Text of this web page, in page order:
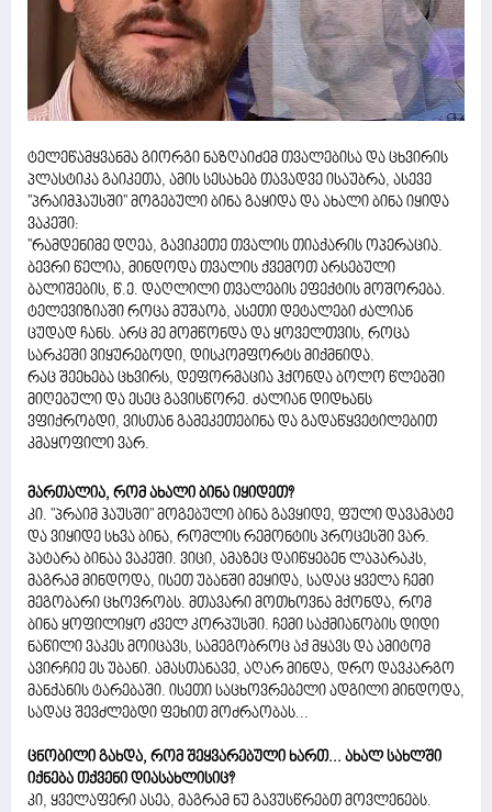
ტელეწამყვანმა გიორგი ნაზღაიძემ თვალებისა და ცხვირის
პლასტიკა გაიკეთა, ამის სესახებ თავადვე ისაუბრა, ასევე
''პრაიმჰაუსში'' მოგებული ბინა გაყიდა და ახალი ბინა იყიდა
ვაკეში:
''რამდენიმე დღეა, გავიკეთე თვალის თიაქარის ოპერაცია.
ბევრი წელია, მინდოდა თვალის ქვემოთ არსებული
ბალიშების, წ.ე. დაღლილი თვალების ეფექტის მოშორება.
ტელევიზიაში როცა მუშაობ, ასეთი დეტალები ძალიან
ცუდად ჩანს. არც მე მომწონდა და ყოველთვის, როცა
სარკეში ვიყურებოდი, დისკომფორტს მიქმნიდა.
რაც შეეხება ცხვირს, დეფორმაცია ჰქონდა ბოლო წლებში
მიღებული და ესეც გავისწორე. ძალიან დიდხანს
ვფიქრობდი, ვისთან გამეკეთებინა და გადაწყვეტილებით
კმაყოფილი ვარ.
მართალია, რომ ახალი ბინა იყიდეთ?
კი. "პრაიმ ჰაუსში" მოგებული ბინა გავყიდე, ფული დავამატე
და ვიყიდე სხვა ბინა, რომლის რემონტის პროცესში ვარ.
პატარა ბინაა ვაკეში. ვიცი, ამაზეც დაიწყებენ ლაპარაკს,
მაგრამ მინდოდა, ისეთ უბანში მეყიდა, სადაც ყველა ჩემი
მეგობარი ცხოვრობს. მთავარი მოთხოვნა მქონდა, რომ
ბინა ყოფილიყო ძველ კორპუსში. ჩემი საქმიანობის დიდი
ნაწილი ვაკეს მოიცავს, სამეგობროც აქ მყავს და ამიტომ
ავირჩიე ეს უბანი. ამასთანავე, აღარ მინდა, დრო დავკარგო
მანქანის ტარებაში. ისეთი საცხოვრებელი ადგილი მინდოდა,
სადაც შევძლებდი ფეხით მოძრაობას...
ცნობილი გახდა, რომ შეყვარებული ხართ... ახალ სახლში
იქნება თქვენი დიასახლისიც?
კი, ყველაფერი ასეა, მაგრამ ნუ გავუსწრებთ მოვლენებს.